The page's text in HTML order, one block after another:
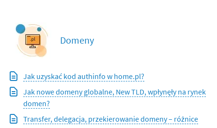
Domeny
Jak uzyskać kod authinfo w home.pl?
Jak nowe domeny globalne, New TLD, wpłynęły na rynek
domen?
Transfer, delegacja, przekierowanie domeny – różnice